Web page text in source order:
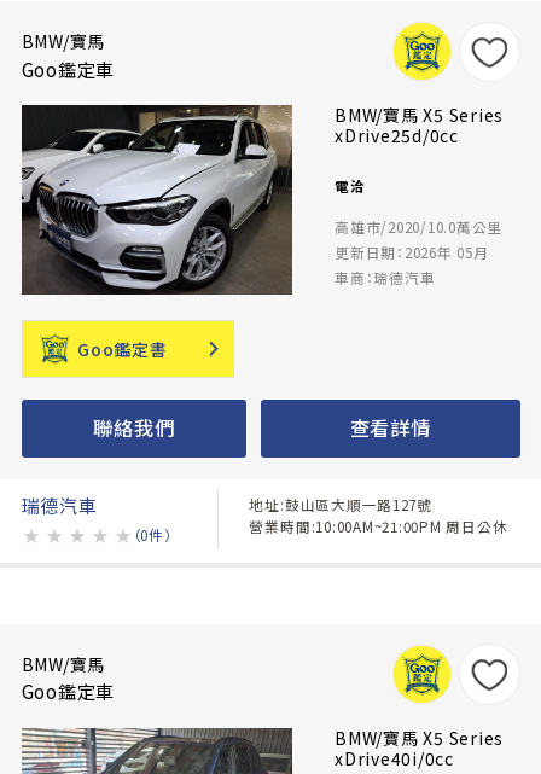
BMW/寶馬
Goo鑑定車
BMW/寶馬 X5 Series
xDrive25d/0cc
電洽
高雄市/2020/10.0萬公里
更新日期：2026年 05月
車商：瑞德汽車
Goo鑑定書
聯絡我們 查看詳情
瑞德汽車
★ ★ ★ ★ ★ （0件）
地址:鼓山區大順一路127號
營業時間:10:00AM~21:00PM 周日公休
BMW/寶馬
Goo鑑定車
BMW/寶馬 X5 Series
xDrive40i/0cc